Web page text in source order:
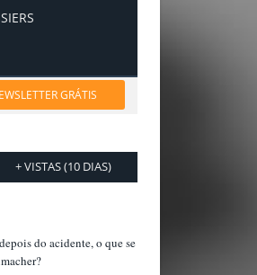
GRÁTIS
+ VISTAS (10 DIAS)
do acidente, o que se